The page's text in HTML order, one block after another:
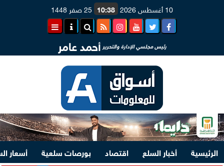
10 أغسطس 2026 10:38 25 صفر 1448
رئيس مجلسي الإدارة والتحرير أحمد عامر
الرئيسية أخبار السلع اقتصاد بورصات سلعية
أسعار